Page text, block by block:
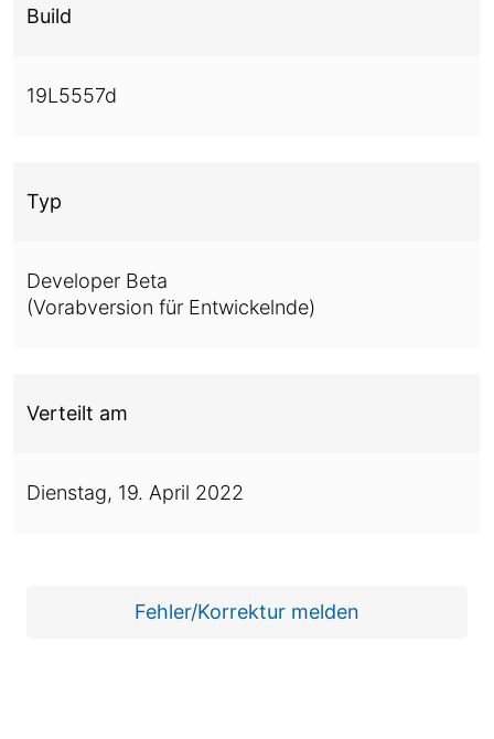
Build
19L5557d
Typ
Developer Beta
(Vorabversion für Entwickelnde)
Verteilt am
Dienstag, 19. April 2022
Fehler/Korrektur melden